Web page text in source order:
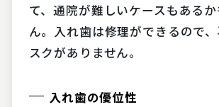
て、通院が難しいケースもある
ん。入れ歯は修理ができるので
スクがありません。
入れ歯の優位性